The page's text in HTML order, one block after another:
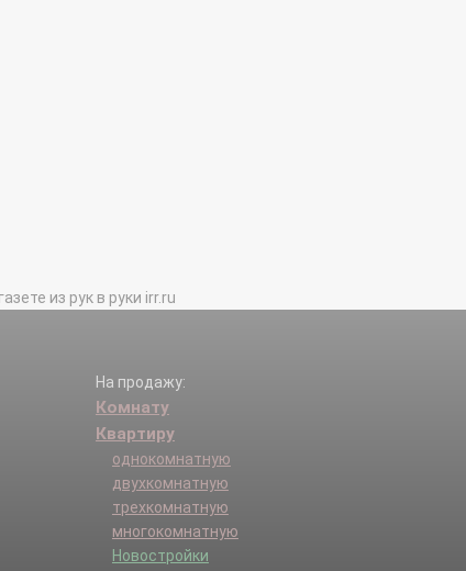
из рук в руки irr.ru
На продажу:
Комнату
Квартиру
однокомнатную
двухкомнатную
трехкомнатную
многокомнатную
Новостройки